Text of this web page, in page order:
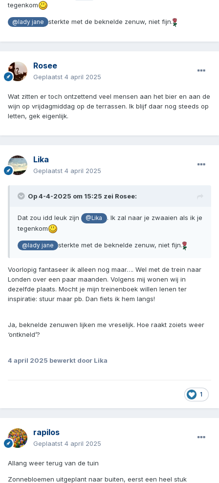
tegenkom
@lady jane sterkte met de beknelde zenuw, niet fijn.
Rosee
Geplaatst 4 april 2025
Wat zitten er toch ontzettend veel mensen aan het bier en aan de
wijn op vrijdagmiddag op de terrassen. Ik blijf daar nog steeds op
letten, gek eigenlijk.
Lika
Geplaatst 4 april 2025
Op 4-4-2025 om 15:25 zei Rosee:
Dat zou idd leuk zijn @Lika
. Ik zal naar je zwaaien als ik je
tegenkom
@lady jane sterkte met de beknelde zenuw, niet fijn.
Voorlopig fantaseer ik alleen nog maar…. Wel met de trein naar
Londen over een paar maanden. Volgens mij wonen wij in
dezelfde plaats. Mocht je mijn treinenboek willen lenen ter
inspiratie: stuur maar pb. Dan fiets ik hem langs!
Ja, beknelde zenuwen lijken me vreselijk. Hoe raakt zoiets weer
‘ontkneld’?
4 april 2025 bewerkt door Lika
1
rapilos
Geplaatst 4 april 2025
Allang weer terug van de tuin
Zonnebloemen uitgeplant naar buiten, eerst een heel stuk